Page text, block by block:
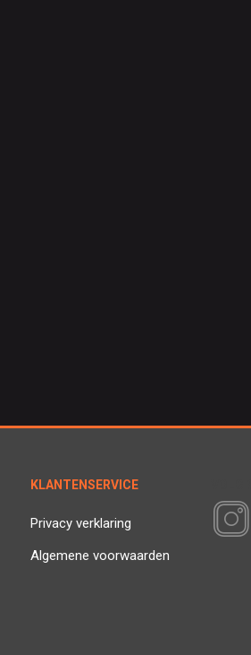
KLANTENSERVICE
Privacy verklaring
Algemene voorwaarden